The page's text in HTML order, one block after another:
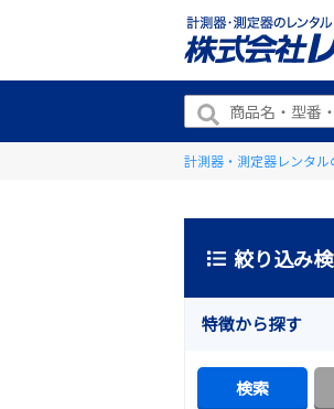
計測器・測定器レンタル
絞り込み
特徴から探す